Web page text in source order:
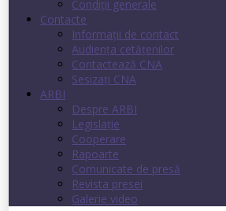
Condiţii generale
Contacte
Informații de contact
Audienţa cetăţenilor
Contactează CNA
Sesizați CNA
ARBI
Despre ARBI
Legislație
Cooperare
Rapoarte
Comunicate de presă
Revista presei
Galerie video